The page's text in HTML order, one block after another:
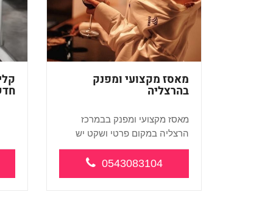
מאסז מקצועי ומפנק
בהרצליה
מאסז מקצועי ומפנק בבמרכז
הרצליה במקום פרטי ושקט יש
חני...
0543083104